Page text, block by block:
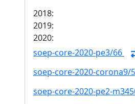
2018:
2019:
2020:
soep-core-2020-pe3/66
soep-core-2020-corona9/
soep-core-2020-pe2-